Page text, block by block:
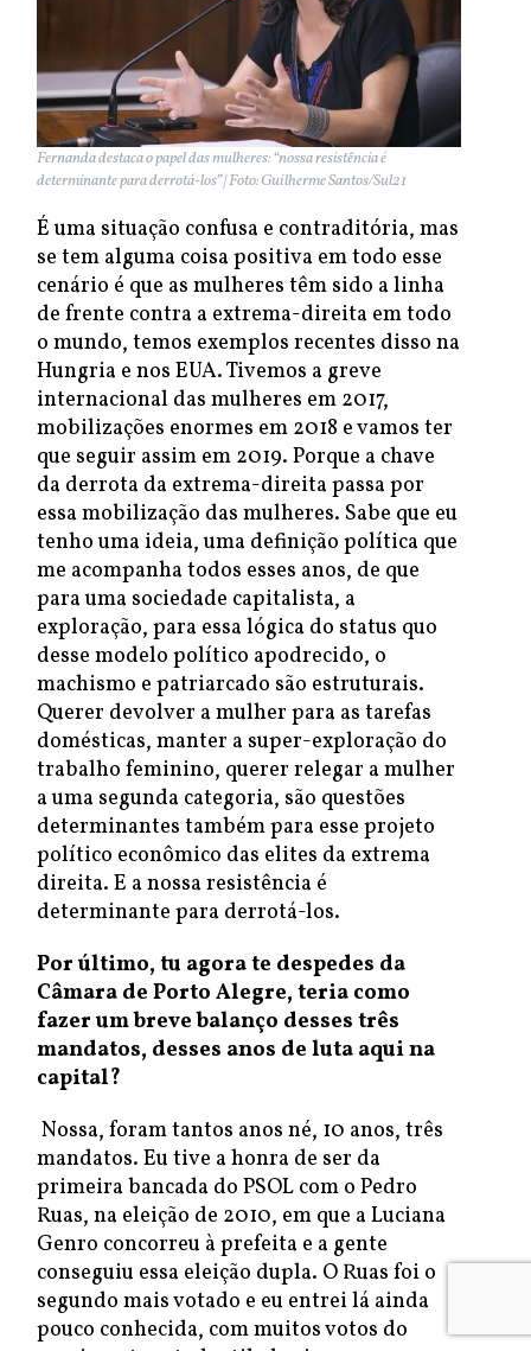
Fernanda destaca o papel das mulheres: “nossa resistência é
determinante para derrotá-los” | Foto: Guilherme Santos/Sul21
É uma situação confusa e contraditória, mas
se tem alguma coisa positiva em todo esse
cenário é que as mulheres têm sido a linha
de frente contra a extrema-direita em todo
o mundo, temos exemplos recentes disso na
Hungria e nos EUA. Tivemos a greve
internacional das mulheres em 2017,
mobilizações enormes em 2018 e vamos ter
que seguir assim em 2019. Porque a chave
da derrota da extrema-direita passa por
essa mobilização das mulheres. Sabe que eu
tenho uma ideia, uma definição política que
me acompanha todos esses anos, de que
para uma sociedade capitalista, a
exploração, para essa lógica do status quo
desse modelo político apodrecido, o
machismo e patriarcado são estruturais.
Querer devolver a mulher para as tarefas
domésticas, manter a super-exploração do
trabalho feminino, querer relegar a mulher
a uma segunda categoria, são questões
determinantes também para esse projeto
político econômico das elites da extrema
direita. E a nossa resistência é
determinante para derrotá-los.
Por último, tu agora te despedes da
Câmara de Porto Alegre, teria como
fazer um breve balanço desses três
mandatos, desses anos de luta aqui na
capital?
Nossa, foram tantos anos né, 10 anos, três
mandatos. Eu tive a honra de ser da
primeira bancada do PSOL com o Pedro
Ruas, na eleição de 2010, em que a Luciana
Genro concorreu à prefeita e a gente
conseguiu essa eleição dupla. O Ruas foi o
segundo mais votado e eu entrei lá ainda
pouco conhecida, com muitos votos do